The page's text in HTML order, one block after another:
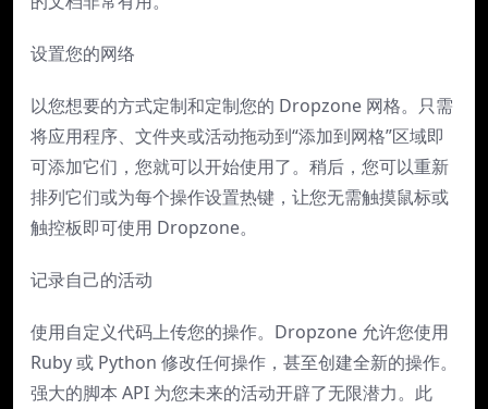
设置您的网络
以您想要的方式定制和定制您的 Dropzone 网格。只需
将应用程序、文件夹或活动拖动到“添加到网格”区域即
可添加它们，您就可以开始使用了。稍后，您可以重新
排列它们或为每个操作设置热键，让您无需触摸鼠标或
触控板即可使用 Dropzone。
记录自己的活动
使用自定义代码上传您的操作。Dropzone 允许您使用
Ruby 或 Python 修改任何操作，甚至创建全新的操作。
强大的脚本 API 为您未来的活动开辟了无限潜力。此